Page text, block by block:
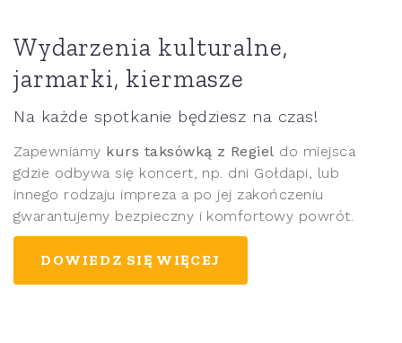
Wydarzenia kulturalne,
jarmarki, kiermasze
Na każde spotkanie będziesz na czas!
Zapewniamy kurs taksówką z Regiel do miejsca
gdzie odbywa się koncert, np. dni Gołdapi, lub
innego rodzaju impreza a po jej zakończeniu
gwarantujemy bezpieczny i komfortowy powrót.
DOWIEDZ SIĘ WIĘCEJ